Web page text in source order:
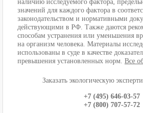
наличию исследуемого фактора,
значений для каждого фактора в
законодательством и нормативными
действующими в РФ. Также даются
способам устранения или уменьшения
на организм человека. Материалы
использованы в суде в качестве
превышения установленных норм. Все
Заказать экологическую
+7 (495) 646-03-57
+7 (800) 707-57-72